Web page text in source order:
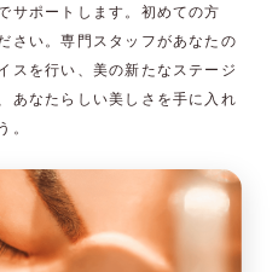
サポートします。初めての方
さい。専門スタッフがあなたの
スを行い、美の新たなステージ
あなたらしい美しさを手に入れ
。